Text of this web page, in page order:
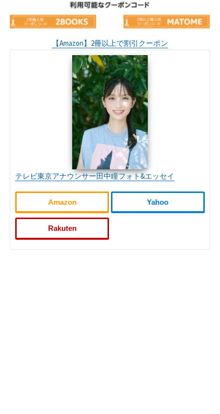
【Amazon】2冊以上で割引クーポン
テレビ東京アナウンサー田中瞳フォト&エッセイ
Amazon Yahoo
Rakuten